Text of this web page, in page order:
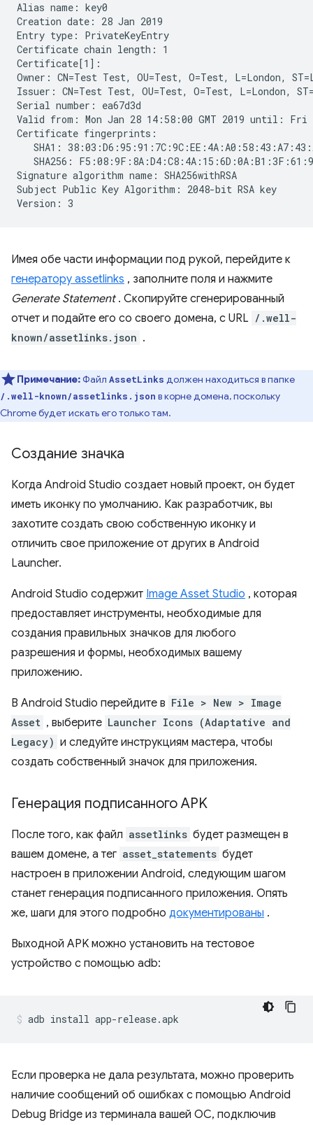
Alias name: key0
Creation date: 28 Jan 2019
Entry type: PrivateKeyEntry
Certificate chain length: 1
Certificate[1]:
Owner: CN=Test Test, OU=Test, O=Test, L=London,
Issuer: CN=Test Test, OU=Test, O=Test, L=London,
Serial number: ea67d3d
Valid from: Mon Jan 28 14:58:00 GMT 2019 until: Fri
Certificate fingerprints:
SHA1:
SHA256:
Signature algorithm name: SHA256withRSA
Subject Public Key Algorithm: 2048-bit RSA key
Имея обе части информации под рукой, перейдите к
генератору assetlinks , заполните поля и нажмите
Generate Statement. Скопируйте сгенерированный
отчет и подайте его со своего домена, с URL /.well-
known/assetlinks.json .
Примечание: Файл AssetLinks должен находиться в папке
/.well-known/assetlinks.json в корне домена, поскольку
Chrome будет искать его только там.
Создание значка
Когда Android Studio создает новый проект, он будет
иметь иконку по умолчанию. Как разработчик, вы
захотите создать свою собственную иконку и
отличить свое приложение от других в Android
Launcher.
Android Studio содержит Image Asset Studio , которая
предоставляет инструменты, необходимые для
создания правильных значков для любого
разрешения и формы, необходимых вашему
приложению.
В Android Studio перейдите в File > New > Image
Asset , выберите Launcher Icons (Adaptative and
Legacy) и следуйте инструкциям мастера, чтобы
создать собственный значок для приложения.
Генерация подписанного APK
После того, как файл assetlinks будет размещен в
вашем домене, а тег asset_statements будет
настроен в приложении Android, следующим шагом
станет генерация подписанного приложения. Опять
же, шаги для этого подробно документированы .
Выходной APK можно установить на тестовое
устройство с помощью adb:
Если проверка не дала результата, можно проверить
наличие сообщений об ошибках с помощью Android
Debug Bridge из терминала вашей ОС, подключив